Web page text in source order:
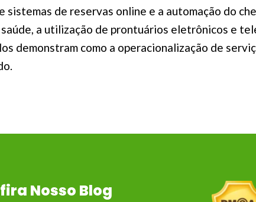
de reservas online e a automação do
a utilização de prontuários eletrônicos e
demonstram como a operacionalização de
Nosso Blog